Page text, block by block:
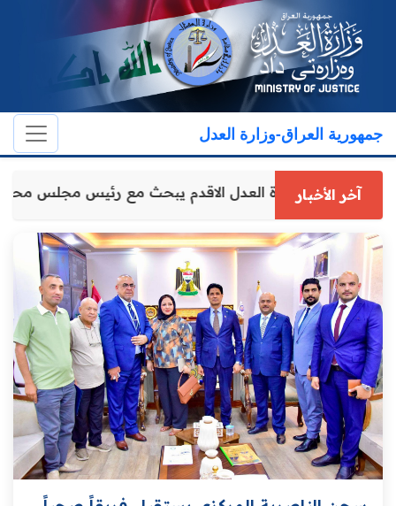
جمهورية العراق-وزارة العدل
آخر الأخباروكيل وزارة العدل الاقدم يبحث مع رئيس مجلس